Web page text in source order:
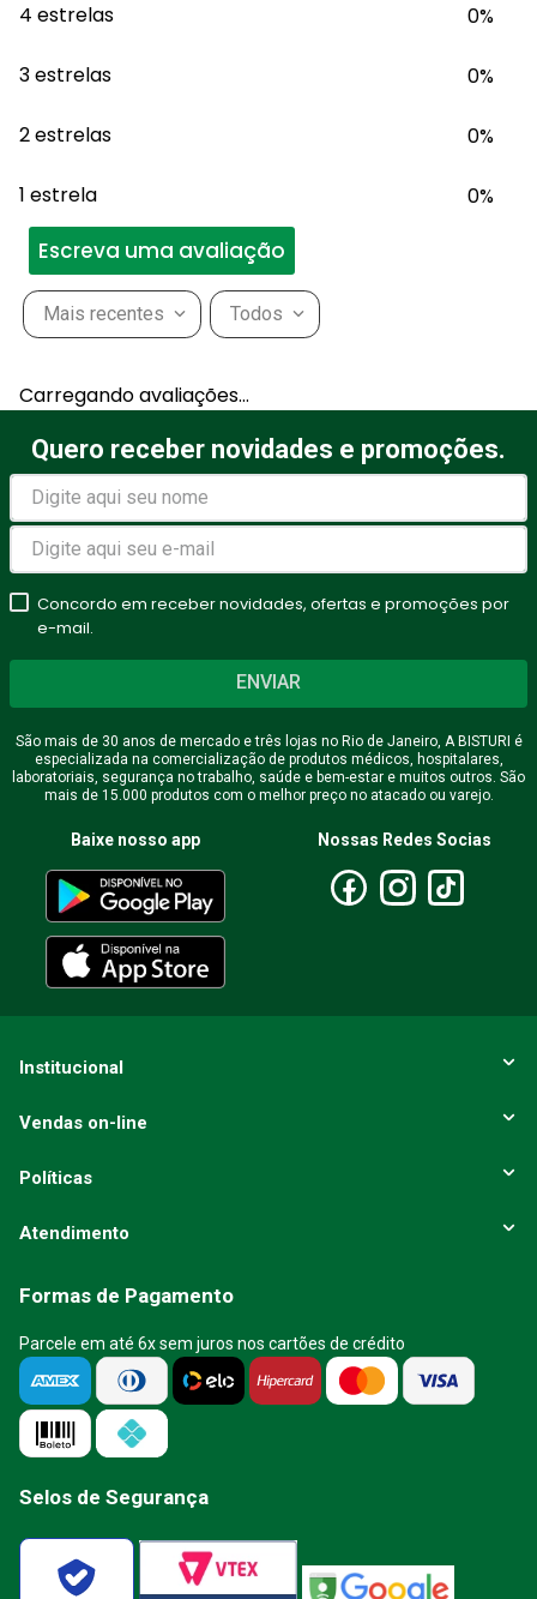
4 estrelas 0%
3 estrelas 0%
2 estrelas 0%
1 estrela 0%
Escreva uma avaliação
Avalie o produto de 1 a 5
estrelas
★★★★★
Seu nome
Endereço de email
Escreva uma avaliação
ENVIAR AVALIAÇÃO
Mais recentes Todos
Carregando avaliações…
Quero receber novidades e promoções.
Concordo em receber novidades, ofertas e promoções por
e-mail.
ENVIAR
São mais de 30 anos de mercado e três lojas no Rio de Janeiro, A BISTURI é
especializada na comercialização de produtos médicos, hospitalares,
laboratoriais, segurança no trabalho, saúde e bem-estar e muitos outros. São
mais de 15.000 produtos com o melhor preço no atacado ou varejo.
Baixe nosso app Nossas Redes Socias
Institucional
Vendas on-line
Políticas
Atendimento
Formas de Pagamento
Parcele em até 6x sem juros nos cartões de crédito
Selos de Segurança